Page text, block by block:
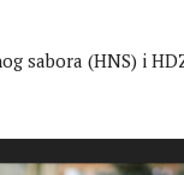
sabora (HNS) i